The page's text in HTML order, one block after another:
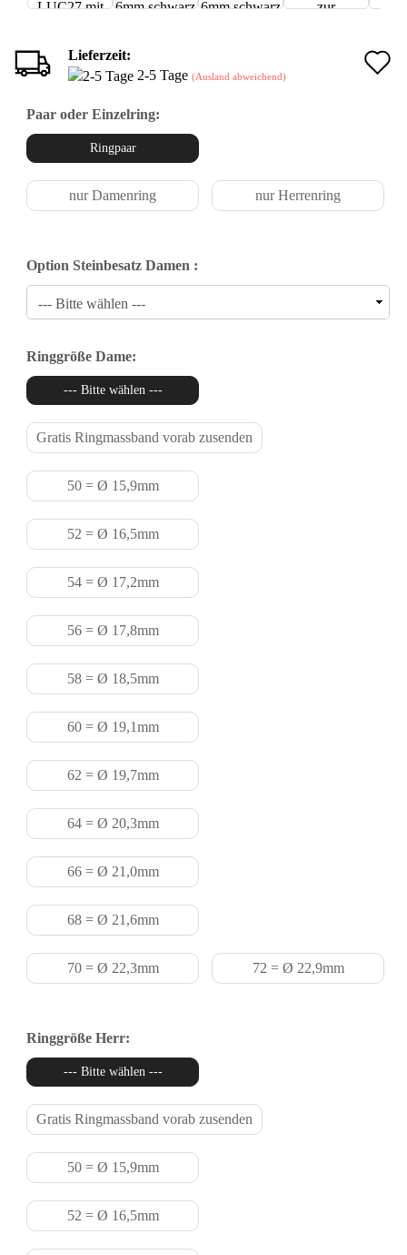
Lieferzeit:
2-5 Tage (Ausland abweichend)
Paar oder Einzelring:
Ringpaar
nur Damenring nur Herrenring
Option Steinbesatz Damen :
Ringgröße Dame:
--- Bitte wählen ---
Gratis Ringmassband vorab zusenden
50 = Ø 15,9mm
52 = Ø 16,5mm
54 = Ø 17,2mm
56 = Ø 17,8mm
58 = Ø 18,5mm
60 = Ø 19,1mm
62 = Ø 19,7mm
64 = Ø 20,3mm
66 = Ø 21,0mm
68 = Ø 21,6mm
70 = Ø 22,3mm 72 = Ø 22,9mm
Ringgröße Herr:
--- Bitte wählen ---
Gratis Ringmassband vorab zusenden
50 = Ø 15,9mm
52 = Ø 16,5mm